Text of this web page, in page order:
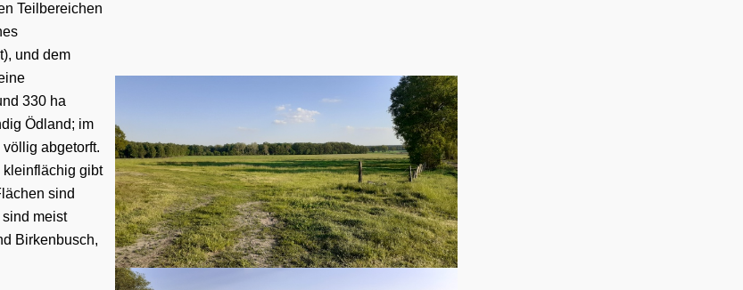
Teilbereichen
und dem
330 ha
Ödland; im
völlig abgetorft.
kleinflächig gibt
sind
sind meist
Birkenbusch,